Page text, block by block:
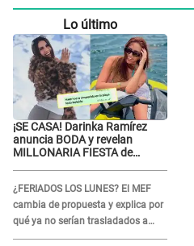
Lo último
¡SE CASA! Darinka Ramírez
anuncia BODA y revelan
MILLONARIA FIESTA de
mujeres...”
¿FERIADOS LOS LUNES? El MEF
cambia de propuesta y explica por
qué ya no serían trasladados a
viernes